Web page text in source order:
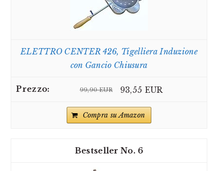
ELETTRO CENTER 426, Tigelliera Induzione
con Gancio Chiusura
99,90 EUR 93,55 EUR
Compra su Amazon
6